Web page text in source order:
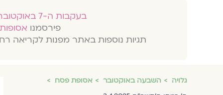
בעקבות ה-7 באוקטובר 2023
פירסמנו
תגיות נוספות באתר מפנות לקריאה
גלויה השבעה באוקטובר
אסופת פסח